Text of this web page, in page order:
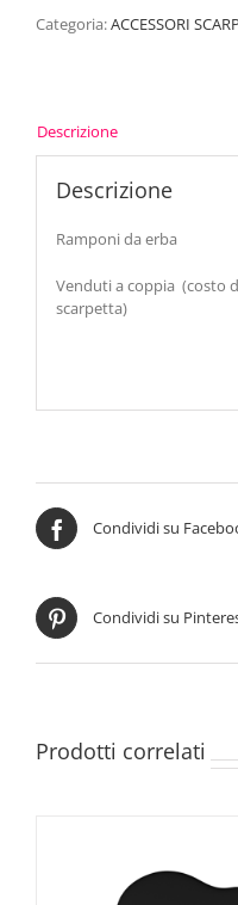
Categoria:ACCESSORI
Descrizione
Descrizione
Ramponi da erba
Venduti a coppia (costo
scarpetta)
Condividi su
Condividi su
Prodotti correlati